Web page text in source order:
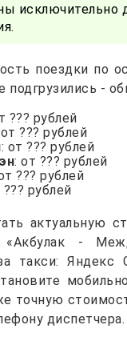
исключительно
поездки по
подгрузились -
??? рублей
??? рублей
: от ??? рублей
: от ??? рублей
??? рублей
??? рублей
актуальную
-
такси: Яндекс
точную
диспетчера.